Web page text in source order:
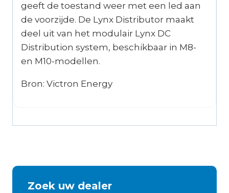
geeft de toestand weer met een led aan
de voorzijde. De Lynx Distributor maakt
deel uit van het modulair Lynx DC
Distribution system, beschikbaar in M8-
en M10-modellen.
Bron: Victron Energy
Zoek uw dealer